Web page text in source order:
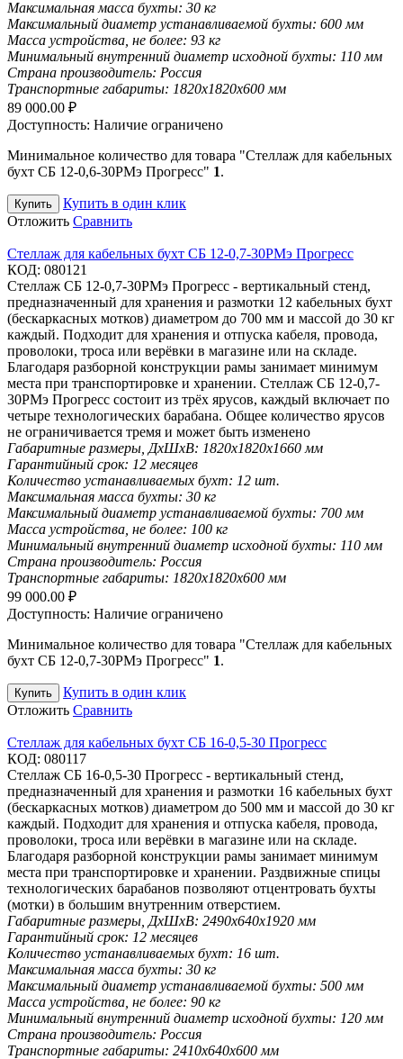
Максимальная масса бухты: 30 кг
Максимальный диаметр устанавливаемой бухты: 600 мм
Масса устройства, не более: 93 кг
Минимальный внутренний диаметр исходной бухты: 110 мм
Страна производитель: Россия
Транспортные габариты: 1820х1820х600 мм
89 000.00 ₽
Доступность: Наличие ограничено
Минимальное количество для товара "Стеллаж для кабельных
бухт СБ 12-0,6-30РМэ Прогресс" 1.
Купить
Купить в один клик
Отложить Сравнить
Стеллаж для кабельных бухт СБ 12-0,7-30РМэ Прогресс
КОД: 080121
Стеллаж СБ 12-0,7-30РМэ Прогресс - вертикальный стенд,
предназначенный для хранения и размотки 12 кабельных бухт
(бескаркасных мотков) диаметром до 700 мм и массой до 30 кг
каждый. Подходит для хранения и отпуска кабеля, провода,
проволоки, троса или верёвки в магазине или на складе.
Благодаря разборной конструкции рамы занимает минимум
места при транспортировке и хранении. Стеллаж СБ 12-0,7-
30РМэ Прогресс состоит из трёх ярусов, каждый включает по
четыре технологических барабана. Общее количество ярусов
не ограничивается тремя и может быть изменено
Габаритные размеры, ДхШхВ: 1820х1820х1660 мм
Гарантийный срок: 12 месяцев
Количество устанавливаемых бухт: 12 шт.
Максимальная масса бухты: 30 кг
Максимальный диаметр устанавливаемой бухты: 700 мм
Масса устройства, не более: 100 кг
Минимальный внутренний диаметр исходной бухты: 110 мм
Страна производитель: Россия
Транспортные габариты: 1820х1820х600 мм
99 000.00 ₽
Доступность: Наличие ограничено
Минимальное количество для товара "Стеллаж для кабельных
бухт СБ 12-0,7-30РМэ Прогресс" 1.
Купить
Купить в один клик
Отложить Сравнить
Стеллаж для кабельных бухт СБ 16-0,5-30 Прогресс
КОД: 080117
Стеллаж СБ 16-0,5-30 Прогресс - вертикальный стенд,
предназначенный для хранения и размотки 16 кабельных бухт
(бескаркасных мотков) диаметром до 500 мм и массой до 30 кг
каждый. Подходит для хранения и отпуска кабеля, провода,
проволоки, троса или верёвки в магазине или на складе.
Благодаря разборной конструкции рамы занимает минимум
места при транспортировке и хранении. Раздвижные спицы
технологических барабанов позволяют отцентровать бухты
(мотки) в большим внутренним отверстием.
Габаритные размеры, ДхШхВ: 2490х640х1920 мм
Гарантийный срок: 12 месяцев
Количество устанавливаемых бухт: 16 шт.
Максимальная масса бухты: 30 кг
Максимальный диаметр устанавливаемой бухты: 500 мм
Масса устройства, не более: 90 кг
Минимальный внутренний диаметр исходной бухты: 120 мм
Страна производитель: Россия
Транспортные габариты: 2410х640х600 мм